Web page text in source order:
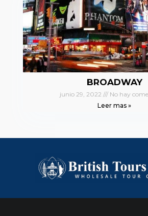
BROADWAY
junio 29, 2022
No hay
Leer mas »